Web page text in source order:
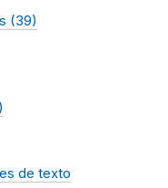
(39)
de texto